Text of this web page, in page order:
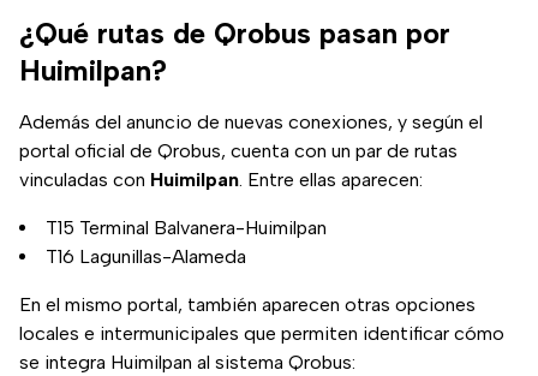
¿Qué rutas de Qrobus pasan por
Huimilpan?
Además del anuncio de nuevas conexiones, y según el
portal oficial de Qrobus, cuenta con un par de rutas
vinculadas con Huimilpan. Entre ellas aparecen:
T15 Terminal Balvanera-Huimilpan
T16 Lagunillas-Alameda
En el mismo portal, también aparecen otras opciones
locales e intermunicipales que permiten identificar cómo
se integra Huimilpan al sistema Qrobus: